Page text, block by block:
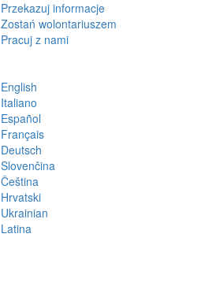
Przekazuj informacje
Zostań wolontariuszem
Pracuj z nami
English
Italiano
Español
Français
Deutsch
Slovenčina
Čeština
Hrvatski
Ukrainian
Latina